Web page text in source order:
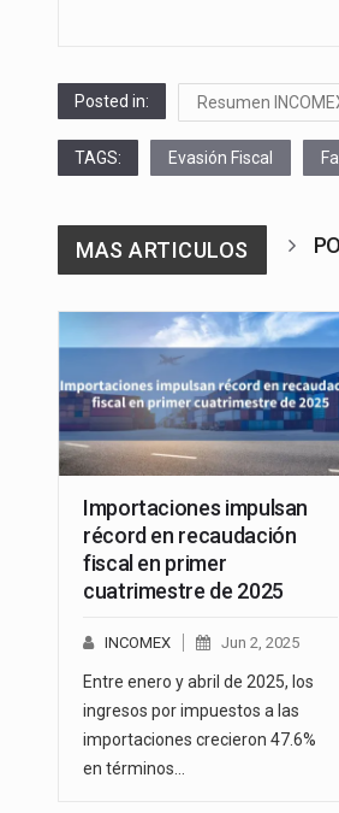
Posted in: Resumen
TAGS: Evasión Fiscal
MAS ARTICULOS
Importaciones impulsan
récord en recaudación
fiscal en primer
cuatrimestre de 2025
INCOMEX Jun 2, 2025
Entre enero y abril de 2025, los
ingresos por impuestos a las
importaciones crecieron 47.6%
en términos…